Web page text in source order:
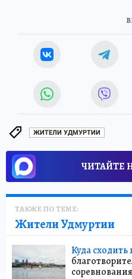
ЖИТЕЛИ УДМУРТИИ
ЧИТАЙТЕ
ТАКЖЕ ПО ТЕМЕ:
Жители Удмуртии
Куда сходить